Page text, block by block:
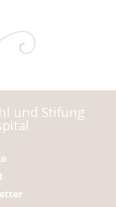
und Stifung